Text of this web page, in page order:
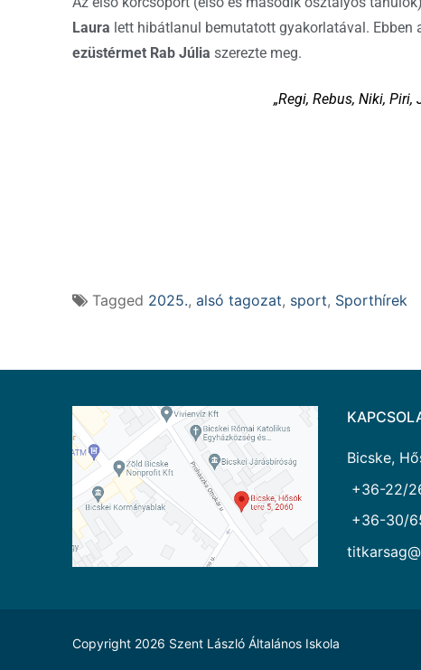
Laura lett hibátlanul bemutatott gyakorlatával. Ebben
ezüstérmet Rab Júlia szerezte meg.
„Regi, Rebus, Niki,
Tagged 2025., alsó tagozat, sport, Sporthírek
Bicske,
+36-22/
+36-30/
Copyright 2026 Szent László Általános Iskola